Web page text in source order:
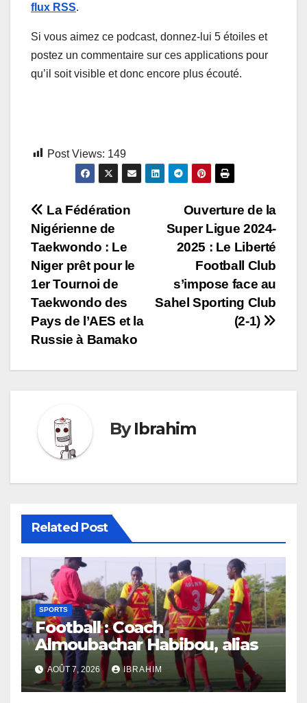
flux RSS.
Si vous aimez ce podcast, donnez-lui 5 étoiles et
postez un commentaire sur ces applications pour
qu’il soit visible et donc encore plus écouté.
Post Views: 149
Navigation
de
l’article
Ouverture de la
Super Ligue 2024-
2025 : Le Liberté
Football Club
s’impose face au
Sahel Sporting Club
(2-1)
La Fédération
Nigérienne de
Taekwondo : Le
Niger prêt pour le
1er Tournoi de
Taekwondo des
Pays de l’AES et la
Russie à Bamako
ByIbrahim
Related Post
SPORTS
Football : Coach
Almoubachar Habibou, alias
Jackie, et la transmission des
valeurs
AOÛT 7, 2026 IBRAHIM